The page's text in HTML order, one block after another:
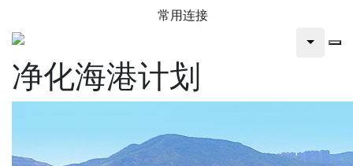
常用连接
净化海港计划